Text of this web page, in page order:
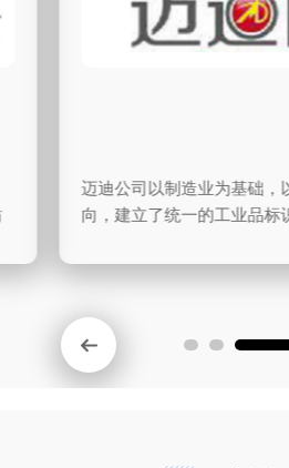
迈迪公司以制造业为基础，以工
向，建立了统一的工业品标识解
造、销售和售后与企业外部的供
工业品为中心，以“统一标识”和“统
基础的工业生态体系，为设计工程
程师、销售工程师和维...